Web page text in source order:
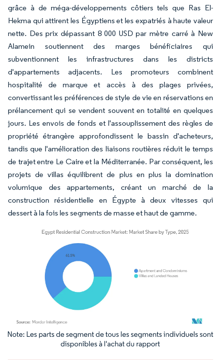
grâce à de méga-développements côtiers tels que Ras El-
Hekma qui attirent les Égyptiens et les expatriés à haute valeur
nette. Des prix dépassant 8 000 USD par mètre carré à New
Alamein soutiennent des marges bénéficiaires qui
subventionnent les infrastructures dans les districts
d'appartements adjacents. Les promoteurs combinent
hospitalité de marque et accès à des plages privées,
convertissant les préférences de style de vie en réservations en
prélancement qui se vendent souvent en totalité en quelques
jours. Les envois de fonds et l'assouplissement des règles de
propriété étrangère approfondissent le bassin d'acheteurs,
tandis que l'amélioration des liaisons routières réduit le temps
de trajet entre Le Caire et la Méditerranée. Par conséquent, les
projets de villas équilibrent de plus en plus la domination
volumique des appartements, créant un marché de la
construction résidentielle en Égypte à deux vitesses qui
dessert à la fois les segments de masse et haut de gamme.
Image © Mordor Intelligence. La réutilisation nécessite une attribution sous CC BY